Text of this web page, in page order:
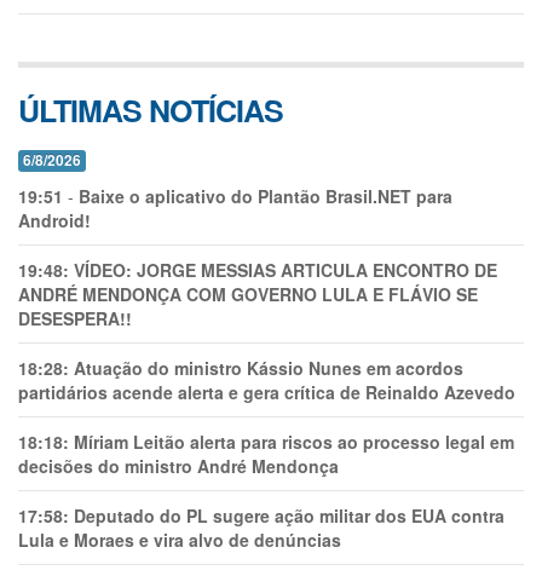
ÚLTIMAS NOTÍCIAS
6/8/2026
19:51 - Baixe o aplicativo do Plantão Brasil.NET para
Android!
19:48: VÍDEO: JORGE MESSIAS ARTICULA ENCONTRO DE
ANDRÉ MENDONÇA COM GOVERNO LULA E FLÁVIO SE
DESESPERA!!
18:28: Atuação do ministro Kássio Nunes em acordos
partidários acende alerta e gera crítica de Reinaldo Azevedo
18:18: Míriam Leitão alerta para riscos ao processo legal em
decisões do ministro André Mendonça
17:58: Deputado do PL sugere ação militar dos EUA contra
Lula e Moraes e vira alvo de denúncias